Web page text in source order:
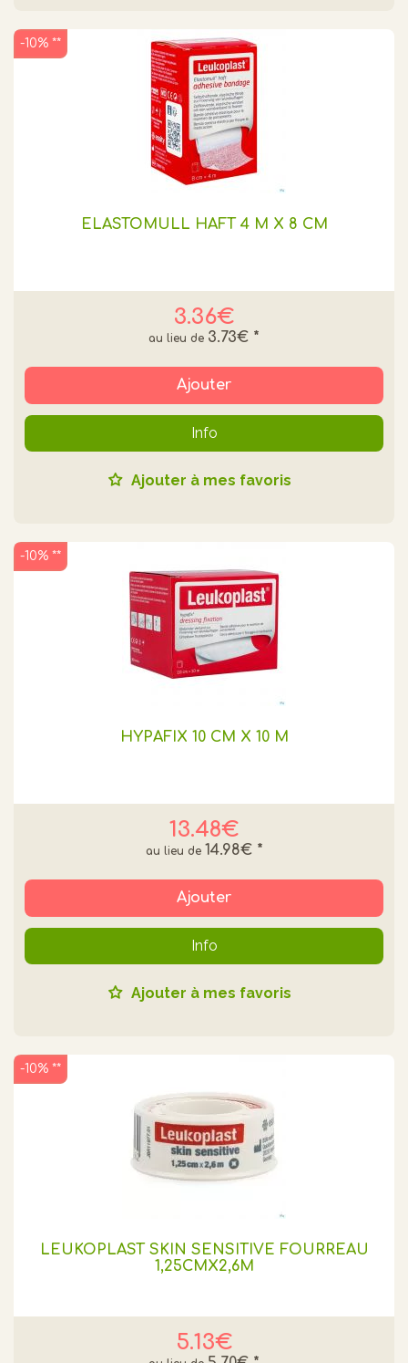
ELASTOMULL HAFT 4 M X 8 CM
3.36€
3.73€ *
-10% **
Ajouter
Info
Ajouter à mes favoris
HYPAFIX 10 CM X 10 M
13.48€
14.98€ *
-10% **
Ajouter
Info
Ajouter à mes favoris
LEUKOPLAST SKIN SENSITIVE FOURREAU
1,25CMX2,6M
5.13€
-10% **